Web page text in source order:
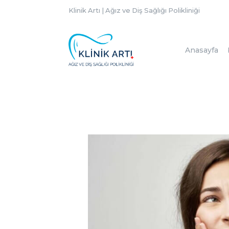
Klinik Artı | Ağız ve Diş Sağlığı Polikliniği
Anasayfa